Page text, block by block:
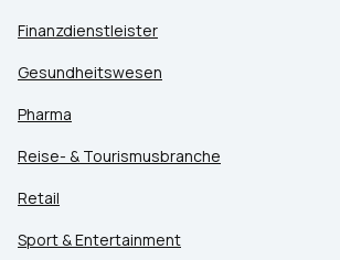
Finanzdienstleister
Gesundheitswesen
Pharma
Reise- & Tourismusbranche
Retail
Sport & Entertainment